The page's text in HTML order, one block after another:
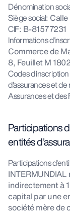
Dénomination
Siège social:
CIF: B-81577231
Informations
Commerce de
8, Feuillet M
Codes
d'assurances et
Assurances et des
Participations
entités
Participations
indirectement à
capital par une
société mère de